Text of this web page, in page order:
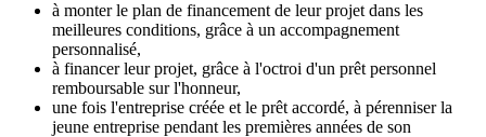
à monter le plan de financement de leur projet dans les
meilleures conditions, grâce à un accompagnement
personnalisé,
à financer leur projet, grâce à l'octroi d'un prêt personnel
remboursable sur l'honneur,
une fois l'entreprise créée et le prêt accordé, à pérenniser la
jeune entreprise pendant les premières années de son